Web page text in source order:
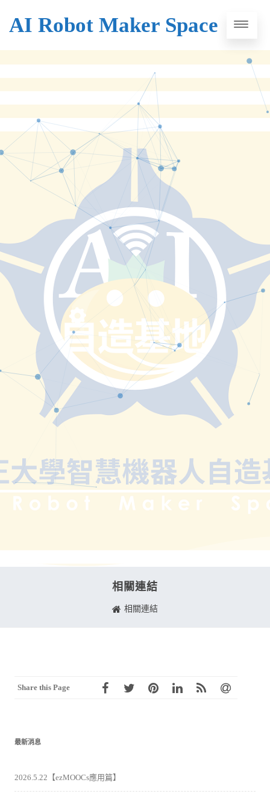
AI Robot Maker Space
相關連結
相關連結
Share this Page
最新消息
2026.5.22【ezMOOCs應用篇】